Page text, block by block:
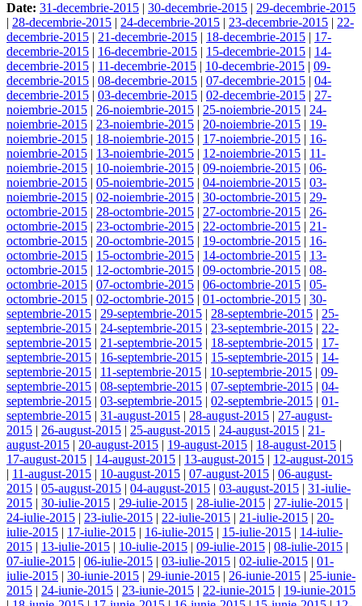
Date: 31-decembrie-2015 | 30-decembrie-2015 | 29-decembrie-2015
| 28-decembrie-2015 | 24-decembrie-2015 | 23-decembrie-2015 | 22-
decembrie-2015 | 21-decembrie-2015 | 18-decembrie-2015 | 17-
decembrie-2015 | 16-decembrie-2015 | 15-decembrie-2015 | 14-
decembrie-2015 | 11-decembrie-2015 | 10-decembrie-2015 | 09-
decembrie-2015 | 08-decembrie-2015 | 07-decembrie-2015 | 04-
decembrie-2015 | 03-decembrie-2015 | 02-decembrie-2015 | 27-
noiembrie-2015 | 26-noiembrie-2015 | 25-noiembrie-2015 | 24-
noiembrie-2015 | 23-noiembrie-2015 | 20-noiembrie-2015 | 19-
noiembrie-2015 | 18-noiembrie-2015 | 17-noiembrie-2015 | 16-
noiembrie-2015 | 13-noiembrie-2015 | 12-noiembrie-2015 | 11-
noiembrie-2015 | 10-noiembrie-2015 | 09-noiembrie-2015 | 06-
noiembrie-2015 | 05-noiembrie-2015 | 04-noiembrie-2015 | 03-
noiembrie-2015 | 02-noiembrie-2015 | 30-octombrie-2015 | 29-
octombrie-2015 | 28-octombrie-2015 | 27-octombrie-2015 | 26-
octombrie-2015 | 23-octombrie-2015 | 22-octombrie-2015 | 21-
octombrie-2015 | 20-octombrie-2015 | 19-octombrie-2015 | 16-
octombrie-2015 | 15-octombrie-2015 | 14-octombrie-2015 | 13-
octombrie-2015 | 12-octombrie-2015 | 09-octombrie-2015 | 08-
octombrie-2015 | 07-octombrie-2015 | 06-octombrie-2015 | 05-
octombrie-2015 | 02-octombrie-2015 | 01-octombrie-2015 | 30-
septembrie-2015 | 29-septembrie-2015 | 28-septembrie-2015 | 25-
septembrie-2015 | 24-septembrie-2015 | 23-septembrie-2015 | 22-
septembrie-2015 | 21-septembrie-2015 | 18-septembrie-2015 | 17-
septembrie-2015 | 16-septembrie-2015 | 15-septembrie-2015 | 14-
septembrie-2015 | 11-septembrie-2015 | 10-septembrie-2015 | 09-
septembrie-2015 | 08-septembrie-2015 | 07-septembrie-2015 | 04-
septembrie-2015 | 03-septembrie-2015 | 02-septembrie-2015 | 01-
septembrie-2015 | 31-august-2015 | 28-august-2015 | 27-august-
2015 | 26-august-2015 | 25-august-2015 | 24-august-2015 | 21-
august-2015 | 20-august-2015 | 19-august-2015 | 18-august-2015 |
17-august-2015 | 14-august-2015 | 13-august-2015 | 12-august-2015
| 11-august-2015 | 10-august-2015 | 07-august-2015 | 06-august-
2015 | 05-august-2015 | 04-august-2015 | 03-august-2015 | 31-iulie-
2015 | 30-iulie-2015 | 29-iulie-2015 | 28-iulie-2015 | 27-iulie-2015 |
24-iulie-2015 | 23-iulie-2015 | 22-iulie-2015 | 21-iulie-2015 | 20-
iulie-2015 | 17-iulie-2015 | 16-iulie-2015 | 15-iulie-2015 | 14-iulie-
2015 | 13-iulie-2015 | 10-iulie-2015 | 09-iulie-2015 | 08-iulie-2015 |
07-iulie-2015 | 06-iulie-2015 | 03-iulie-2015 | 02-iulie-2015 | 01-
iulie-2015 | 30-iunie-2015 | 29-iunie-2015 | 26-iunie-2015 | 25-iunie-
2015 | 24-iunie-2015 | 23-iunie-2015 | 22-iunie-2015 | 19-iunie-2015